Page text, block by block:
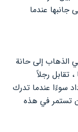
جانبها عندما
الذهاب إلى حانة
تقابل رجلاً
سوءًا عندما تدرك
تستمر في هذه